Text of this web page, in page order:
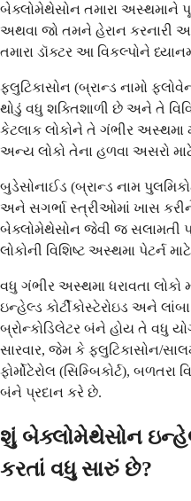
બેક્લોમેથેસોન તમારા અસ્થમાને
અથવા જો તમને હેરાન કરનારી
તમારા ડૉક્ટર આ વિકલ્પોને
ફ્લુટિકાસોન (બ્રાન્ડ નામો
થોડું વધુ શક્તિશાળી છે અને તે
કેટલાક લોકોને તે ગંભીર
અન્ય લોકો તેના હળવા અસરો
બુડેસોનાઈડ (બ્રાન્ડ નામ
અને સગર્ભા સ્ત્રીઓમાં ખાસ
બેક્લોમેથેસોન જેવી જ સલામતી
લોકોની વિશિષ્ટ અસ્થમા પેટર્ન
વધુ ગંભીર અસ્થમા ધરાવતા
ઇન્હેલ્ડ કોર્ટીકોસ્ટેરોઇડ અને
બ્રોન્કોડિલેટર બંને હોય તે વધુ
સારવાર, જેમ કે ફ્લુટિકાસોન/
ફોર્મોટેરોલ (સિમ્બિકોર્ટ),
બંને પ્રદાન કરે છે.
શું બેક્લોમેથેસોન
કરતાં વધુ સારું છે?